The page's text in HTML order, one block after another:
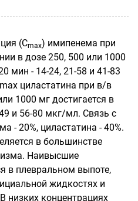
(Сmах) имипенема при
в дозе 250, 500 или 1000
мин - 14-24, 21-58 и 41-83
циластатина при в/в
1000 мг достигается в
и 56-80 мкг/мл. Связь с
- 20%, циластатина - 40%.
в большинстве
Наивысшие
в плевральном выпоте,
жидкостях и
низких концентрациях